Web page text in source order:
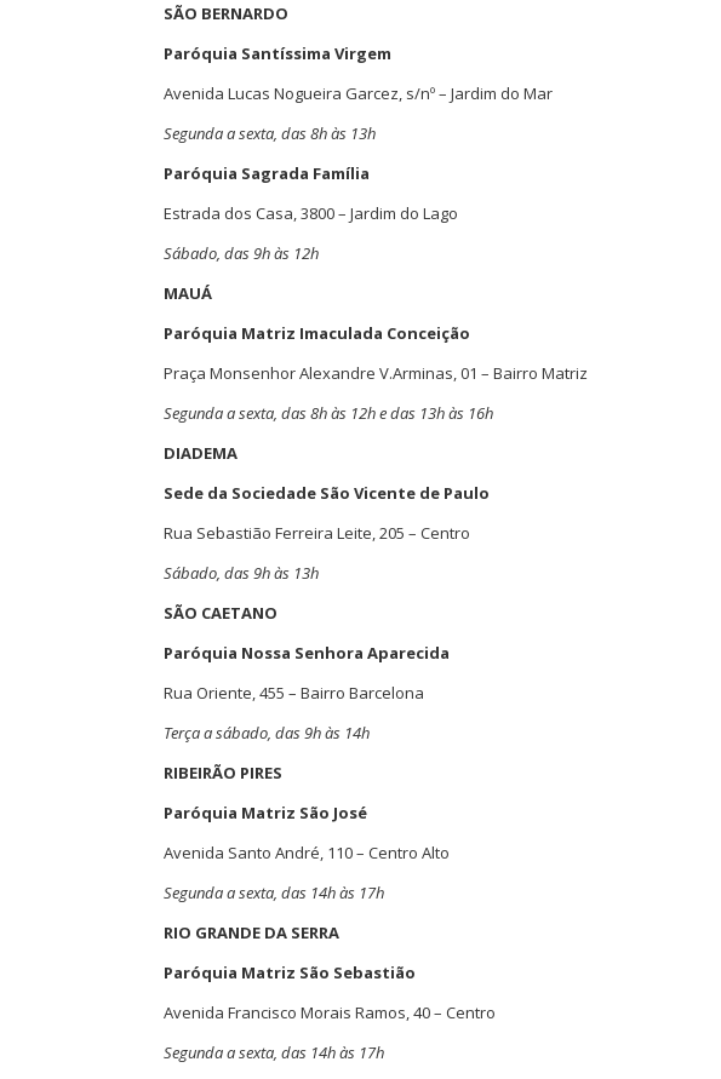
SÃO BERNARDO
Paróquia Santíssima Virgem
Avenida Lucas Nogueira Garcez, s/nº – Jardim do Mar
Segunda a sexta, das 8h às 13h
Paróquia Sagrada Família
Estrada dos Casa, 3800 – Jardim do Lago
Sábado, das 9h às 12h
MAUÁ
Paróquia Matriz Imaculada Conceição
Praça Monsenhor Alexandre V.Arminas, 01 – Bairro Matriz
Segunda a sexta, das 8h às 12h e das 13h às 16h
DIADEMA
Sede da Sociedade São Vicente de Paulo
Rua Sebastião Ferreira Leite, 205 – Centro
Sábado, das 9h às 13h
SÃO CAETANO
Paróquia Nossa Senhora Aparecida
Rua Oriente, 455 – Bairro Barcelona
Terça a sábado, das 9h às 14h
RIBEIRÃO PIRES
Paróquia Matriz São José
Avenida Santo André, 110 – Centro Alto
Segunda a sexta, das 14h às 17h
RIO GRANDE DA SERRA
Paróquia Matriz São Sebastião
Avenida Francisco Morais Ramos, 40 – Centro
Segunda a sexta, das 14h às 17h